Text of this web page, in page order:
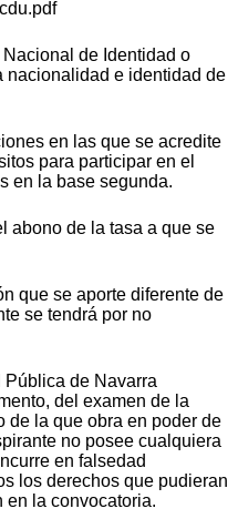
de Identidad o
nacionalidad e identidad de
en las que se acredite
para participar en el
en la base segunda.
abono de la tasa a que se
que se aporte diferente de
se tendrá por no
de Navarra
del examen de la
de la que obra en poder de
no posee cualquiera
en falsedad
los derechos que pudieran
en la convocatoria.